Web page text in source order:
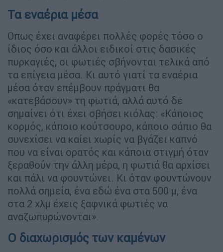
Τα εναέρια μέσα
Οπως έχει αναφέρει πολλές φορές τόσο ο
ίδιος όσο και άλλοι ειδικοί στις δασικές
πυρκαγιές, οι φωτιές σβήνονται τελικά από
τα επίγεια μέσα. Κι αυτό γιατί τα εναέρια
μέσα όταν επέμβουν πράγματι θα
«κατεβάσουν» τη φωτιά, αλλά αυτό δε
σημαίνει ότι έχει σβήσει κιόλας: «Κάποιος
κορμός, κάποιο κούτσουρο, κάποιο σάπιο θα
συνεχίσει να καίει χωρίς να βγάζει καπνό
που να είναι ορατός και κάποια στιγμή όταν
ξεραθούν την άλλη μέρα, η φωτιά θα αρχίσει
και πάλι να φουντώνει. Κι όταν φουντώνουν
πολλά σημεία, ένα εδώ ένα στα 500 μ, ένα
στα 2 χλμ έχεις ξαφνικά φωτιές να
αναζωπυρώνονται».
Ο διαχωρισμός των καμένων